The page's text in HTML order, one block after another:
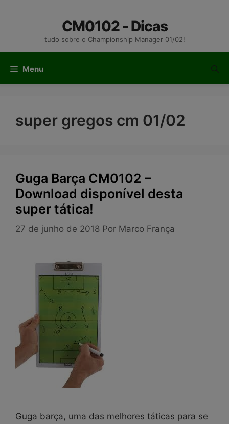
CM0102 - Dicas
tudo sobre o Championship Manager 01/02!
Menu
super gregos cm 01/02
Guga Barça CM0102 –
Download disponível desta
super tática!
27 de junho de 2018 Por Marco França
Guga barça, uma das melhores táticas para se